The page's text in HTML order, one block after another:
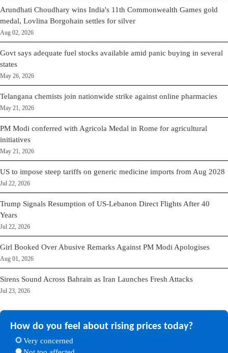
Arundhati Choudhary wins India's 11th Commonwealth Games gold
medal, Lovlina Borgohain settles for silver
Aug 02, 2026
Govt says adequate fuel stocks available amid panic buying in several
states
May 26, 2026
Telangana chemists join nationwide strike against online pharmacies
May 21, 2026
PM Modi conferred with Agricola Medal in Rome for agricultural
initiatives
May 21, 2026
US to impose steep tariffs on generic medicine imports from Aug 2028
Jul 22, 2026
Trump Signals Resumption of US-Lebanon Direct Flights After 40
Years
Jul 22, 2026
Girl Booked Over Abusive Remarks Against PM Modi Apologises
Aug 01, 2026
Sirens Sound Across Bahrain as Iran Launches Fresh Attacks
Jul 23, 2026
How do you feel about rising prices today?
Very concerned